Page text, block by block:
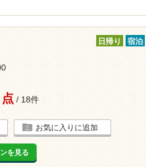
日帰り 宿泊
/ 18件
お気に入りに追加
を見る